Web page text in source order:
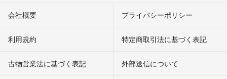
会社概要 プライバシーポリシー
利用規約 特定商取引法に基づく表記
古物営業法に基づく表記 外部送信について